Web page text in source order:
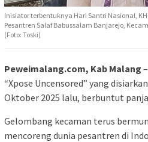
Inisiator terbentuknya Hari Santri Nasional,
Pesantren Salaf Babussalam Banjarejo,
(Foto: Toski)
Peweimalang.com, Kab Malang
“Xpose Uncensored” yang
Oktober 2025 lalu, berbuntut
Gelombang kecaman terus
mencoreng dunia pesantren di